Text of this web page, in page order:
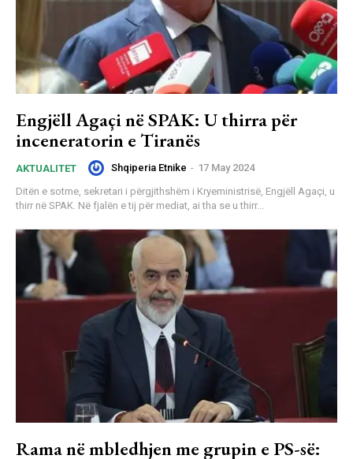
Engjëll Agaçi në SPAK: U thirra për
inceneratorin e Tiranës
AKTUALITET Shqiperia Etnike - 17 May 2024
Ditën e sotme, sekretari i përgjithshëm i Kryeministrisë, Engjëll Agaçi, u
thirr në SPAK. Në fjalën e tij për mediat, ai tha se u thirr...
Rama në mbledhjen me grupin e PS-së: